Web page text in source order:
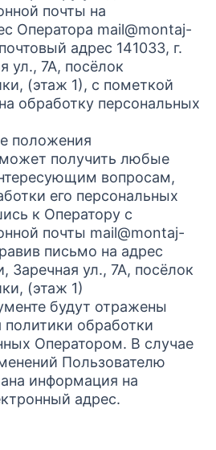
почты на
Оператора mail@montaj-
адрес 141033, г.
ул., 7А, посёлок
(этаж 1), с пометкой
обработку персональных
положения
может получить любые
вопросам,
его персональных
к Оператору с
почты mail@montaj-
письмо на адрес
Заречная ул., 7А, посёлок
(этаж 1)
будут отражены
обработки
Оператором. В случае
Пользователю
информация на
адрес.